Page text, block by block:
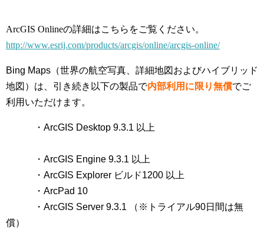
ArcGIS Onlineの詳細はこちらをご覧ください。
http://www.esrij.com/products/arcgis/online/arcgis-online/
Bing Maps（世界の航空写真、詳細地図およびハイブリッド
地図）は、引き続き以下の製品で内部利用に限り無償でご
利用いただけます。
・ArcGIS Desktop 9.3.1 以上
・ArcGIS Engine 9.3.1 以上
・ArcGIS Explorer ビルド1200 以上
・ArcPad 10
・ArcGIS Server 9.3.1 （※トライアル90日間は無
償）